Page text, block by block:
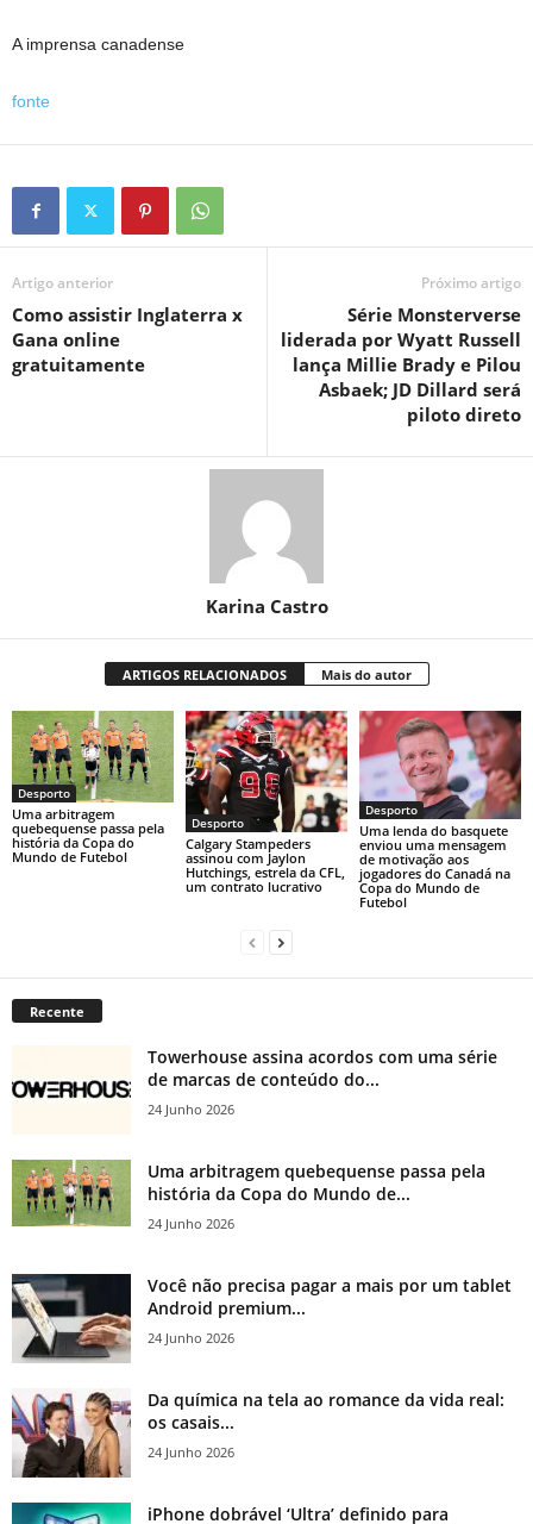
A imprensa canadense
fonte
Artigo anterior
Como assistir Inglaterra x
Gana online
gratuitamente
Próximo artigo
Série Monsterverse
liderada por Wyatt Russell
lança Millie Brady e Pilou
Asbaek; JD Dillard será
piloto direto
Karina Castro
ARTIGOS RELACIONADOS Mais do autor
Desporto
Uma arbitragem
quebequense passa pela
história da Copa do
Mundo de Futebol
Desporto
Calgary Stampeders
assinou com Jaylon
Hutchings, estrela da CFL,
um contrato lucrativo
Desporto
Uma lenda do basquete
enviou uma mensagem
de motivação aos
jogadores do Canadá na
Copa do Mundo de
Futebol
Recente
Towerhouse assina acordos com uma série
de marcas de conteúdo do...
24 Junho 2026
Uma arbitragem quebequense passa pela
história da Copa do Mundo de...
24 Junho 2026
Você não precisa pagar a mais por um tablet
Android premium...
24 Junho 2026
Da química na tela ao romance da vida real:
os casais...
24 Junho 2026
iPhone dobrável ‘Ultra’ definido para